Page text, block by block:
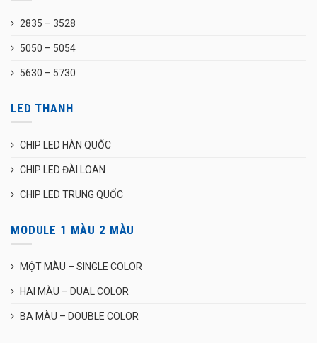
2835 – 3528
5050 – 5054
5630 – 5730
LED THANH
CHIP LED HÀN QUỐC
CHIP LED ĐÀI LOAN
CHIP LED TRUNG QUỐC
MODULE 1 MÀU 2 MÀU
MỘT MÀU – SINGLE COLOR
HAI MÀU – DUAL COLOR
BA MÀU – DOUBLE COLOR